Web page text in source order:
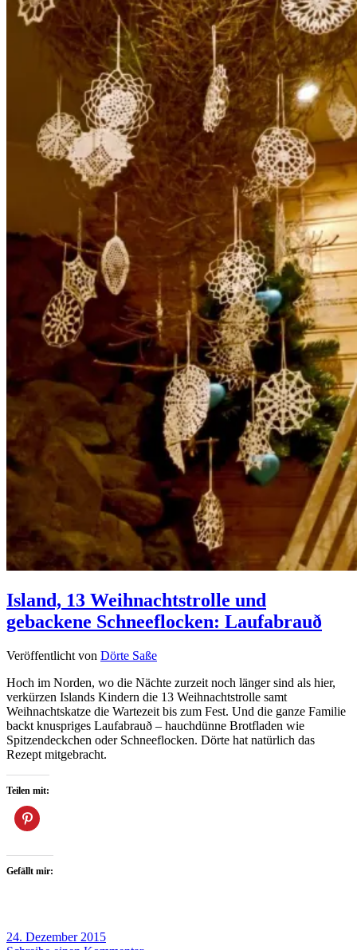
Island, 13 Weihnachtstrolle und
gebackene Schneeflocken: Laufabrauð
Veröffentlicht von Dörte Saße
Hoch im Norden, wo die Nächte zurzeit noch länger sind als hier,
verkürzen Islands Kindern die 13 Weihnachtstrolle samt
Weihnachtskatze die Wartezeit bis zum Fest. Und die ganze Familie
backt knuspriges Laufabrauð – hauchdünne Brotfladen wie
Spitzendeckchen oder Schneeflocken. Dörte hat natürlich das
Rezept mitgebracht.
Teilen mit:
Gefällt mir:
24. Dezember 2015